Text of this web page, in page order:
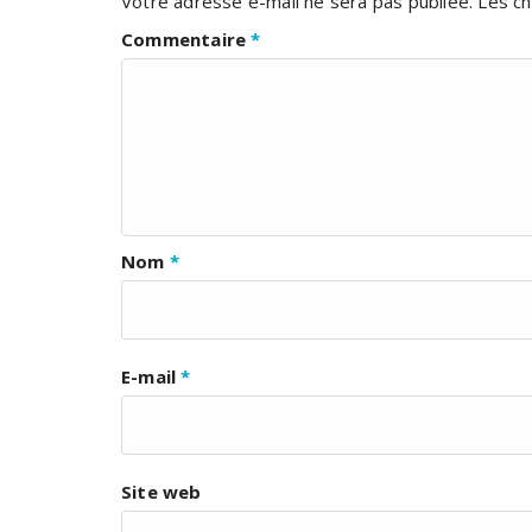
Commentaire*
Nom *
E-mail*
Site web